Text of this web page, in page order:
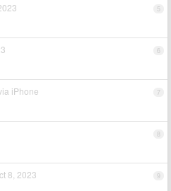
5
6
7
iPhone
8
9
8, 2023